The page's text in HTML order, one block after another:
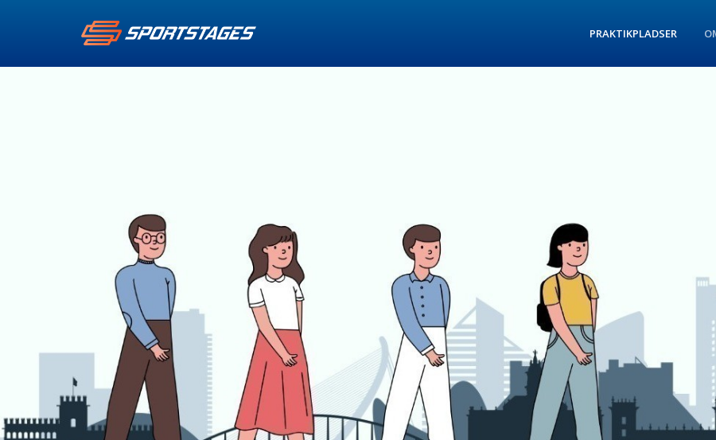
PRAKTIKPLADSER